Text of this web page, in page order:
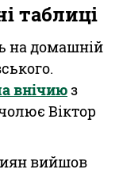
таблиці
на домашній
внічиюз
Віктор
вийшов